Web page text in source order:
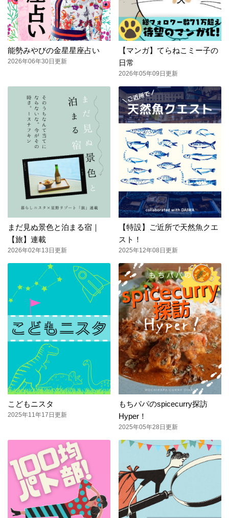
能勢みやびの金星星座占い
2026年06年30日更新
【マンガ】てらねこミー子の
日常
2026年05年09日更新
まだ見ぬ景色と泊まる宿｜
【旅】連載
2026年02年13日更新
【特設】ご近所で天然魚クエ
スト！
2025年12年08日更新
こどもニスタ
2025年11年17日更新
もちパパのspicecurry探訪
Hyper！
2025年05年28日更新